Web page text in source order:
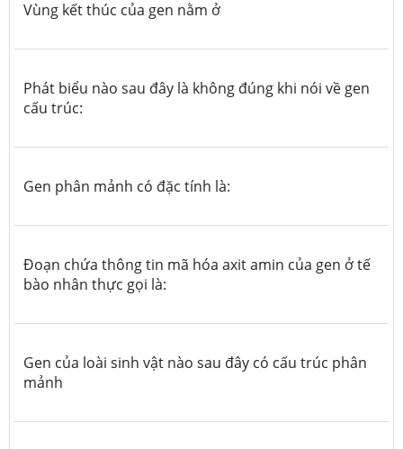
Vùng kết thúc của gen nằm ở
Phát biểu nào sau đây là không đúng khi nói về gen
cấu trúc:
Gen phân mảnh có đặc tính là:
Đoạn chứa thông tin mã hóa axit amin của gen ở tế
bào nhân thực gọi là:
Gen của loài sinh vật nào sau đây có cấu trúc phân
mảnh